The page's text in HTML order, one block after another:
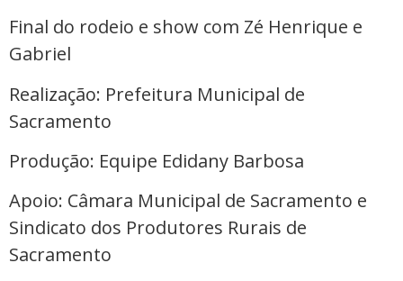
Final do rodeio e show com Zé Henrique e
Gabriel
Realização: Prefeitura Municipal de
Sacramento
Produção: Equipe Edidany Barbosa
Apoio: Câmara Municipal de Sacramento e
Sindicato dos Produtores Rurais de
Sacramento